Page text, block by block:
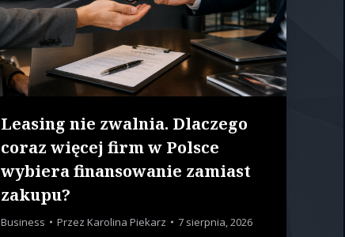
Leasing nie zwalnia. Dlaczego
coraz więcej firm w Polsce
wybiera finansowanie zamiast
zakupu?
Business Przez Karolina Piekarz 7 sierpnia, 2026